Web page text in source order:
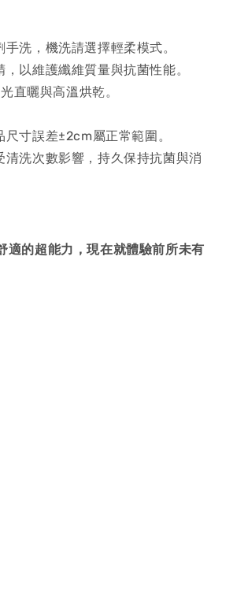
洗，機洗請選擇輕柔模式。
以維護纖維質量與抗菌性能。
直曬與高溫烘乾。
寸誤差±2cm屬正常範圍。
洗次數影響，持久保持抗菌與消
適的超能力，現在就體驗前所未有